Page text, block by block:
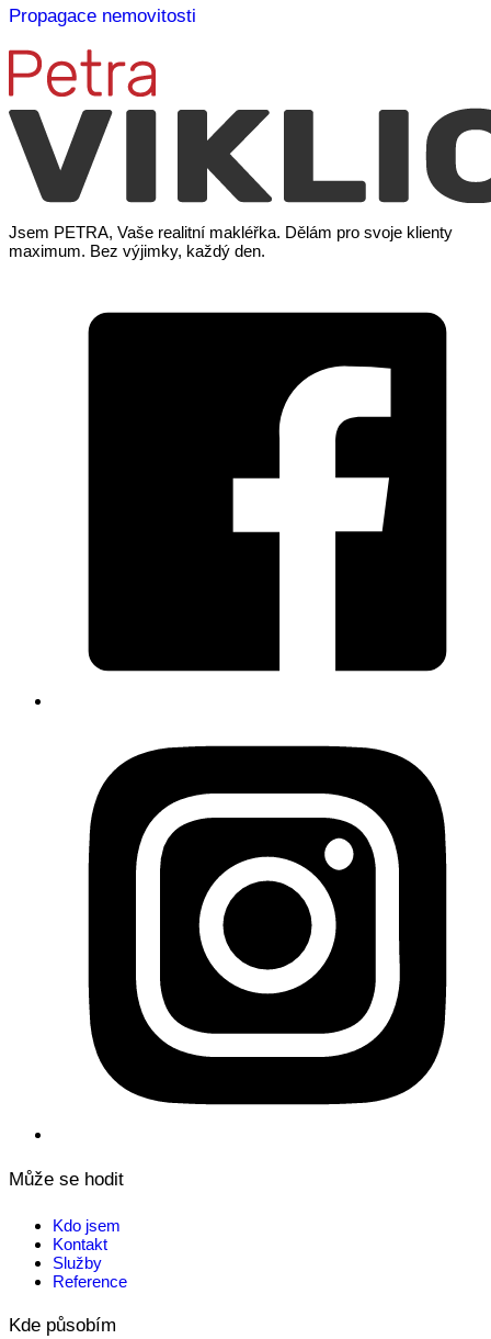
Propagace nemovitosti
Jsem PETRA, Vaše realitní makléřka. Dělám pro svoje klienty
maximum. Bez výjimky, každý den.
Může se hodit
Kdo jsem
Kontakt
Služby
Reference
Kde působím